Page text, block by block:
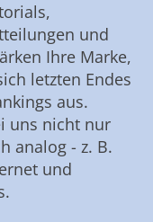
und
Ihre Marke,
letzten Endes
aus.
uns nicht nur
analog - z. B.
und